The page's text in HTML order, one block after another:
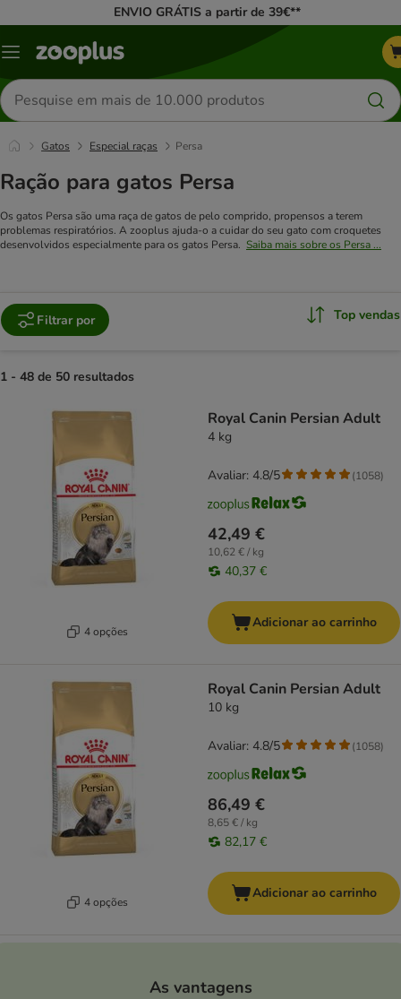
ENVIO GRÁTIS a partir de 39€**
Menu
Pesquisar
produtos
Gatos Especial raças Persa
Ração para gatos Persa
Os gatos Persa são uma raça de gatos de pelo comprido, propensos a terem
problemas respiratórios. A zooplus ajuda-o a cuidar do seu gato com croquetes
desenvolvidos especialmente para os gatos Persa. Saiba mais sobre os Persa ...
Filtrar por Top vendas
1 - 48 de 50 resultados
4 opções
Royal Canin Persian Adult
4 kg
42,49 €
10,62 € / kg
40,37 €
Avaliar: 4.8/5 (1058)
Adicionar ao carrinho
4 opções
Royal Canin Persian Adult
10 kg
86,49 €
8,65 € / kg
82,17 €
Avaliar: 4.8/5 (1058)
Adicionar ao carrinho
As vantagens